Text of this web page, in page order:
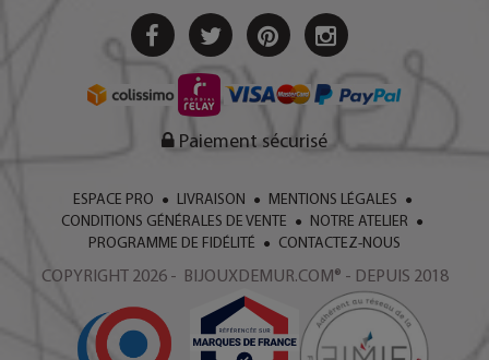
Paiement sécurisé
ESPACE PRO LIVRAISON
MENTIONS LÉGALES
CONDITIONS GÉNÉRALES DE VENTE
NOTRE ATELIER
PROGRAMME DE FIDÉLITÉ
CONTACTEZ-NOUS
COPYRIGHT 2026 - BIJOUXDEMUR.COM® - DEPUIS 2018